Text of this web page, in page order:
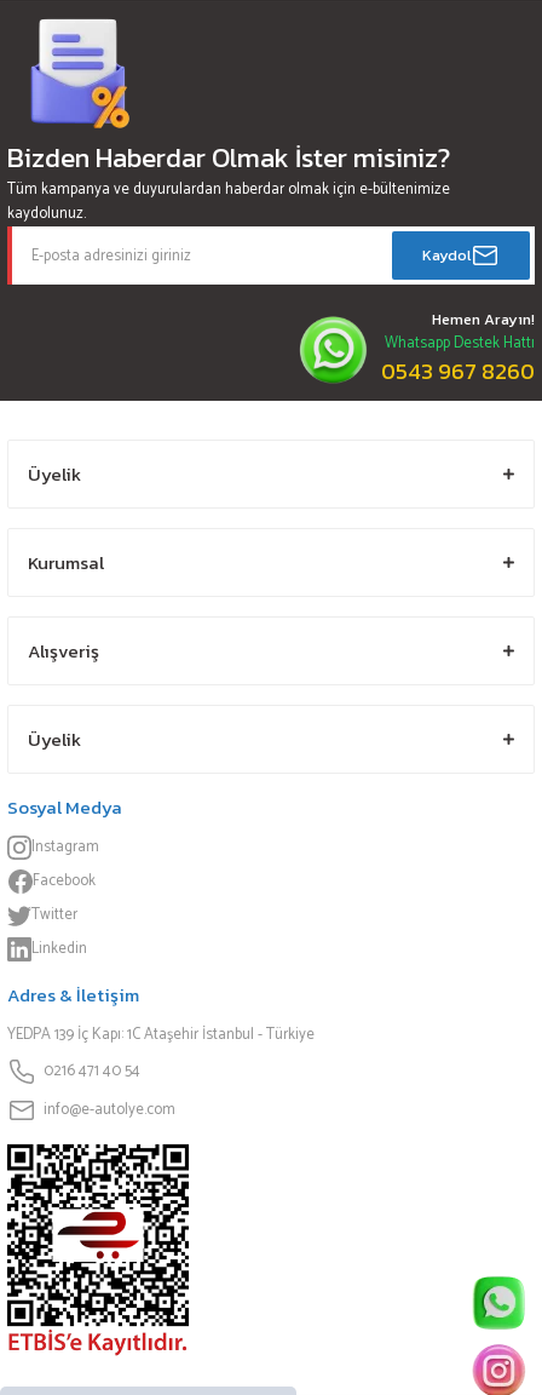
Bizden Haberdar Olmak İster misiniz?
Tüm kampanya ve duyurulardan haberdar olmak için e-bültenimize
kaydolunuz.
Kaydol
Hemen Arayın!
Whatsapp Destek Hattı
0543 967 8260
Üyelik
Kurumsal
Alışveriş
Üyelik
Sosyal Medya
Instagram
Facebook
Twitter
Linkedin
Adres & İletişim
YEDPA 139 İç Kapı: 1C Ataşehir İstanbul - Türkiye
0216 471 40 54
info@e-autolye.com